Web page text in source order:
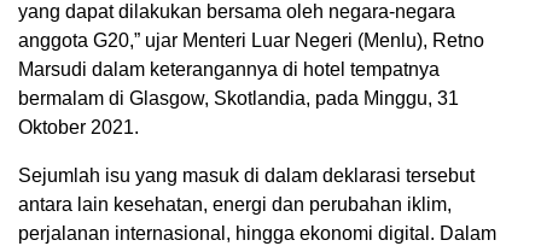
yang dapat dilakukan bersama oleh negara-negara
anggota G20,” ujar Menteri Luar Negeri (Menlu), Retno
Marsudi dalam keterangannya di hotel tempatnya
bermalam di Glasgow, Skotlandia, pada Minggu, 31
Oktober 2021.
Sejumlah isu yang masuk di dalam deklarasi tersebut
antara lain kesehatan, energi dan perubahan iklim,
perjalanan internasional, hingga ekonomi digital. Dalam